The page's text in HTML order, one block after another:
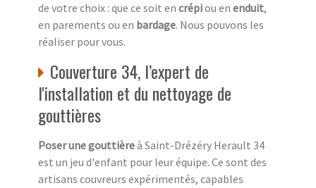
de votre choix : que ce soit en crépiou en enduit,
en parements ou en bardage. Nous pouvons les
réaliser pour vous.
Couverture 34, l’expert de
l'installation et du nettoyage de
gouttières
Poser une gouttièreà Saint-Drézéry Herault 34
est un jeu d'enfant pour leur équipe. Ce sont des
artisans couvreurs expérimentés, capables